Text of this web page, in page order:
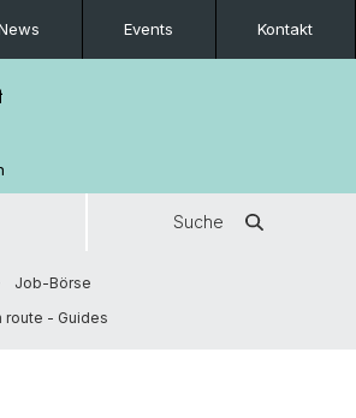
Events Kontakt
Suche
Job-Börse
route - Guides